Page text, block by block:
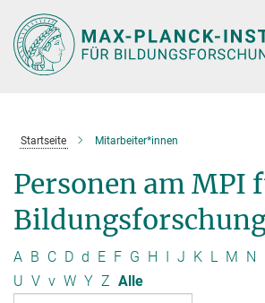
Hauptinhalt
Startseite Mitarbeiter*innen
Personen am MPI
A B C D d E F G H I J K L M N
U V v W Y Z Alle